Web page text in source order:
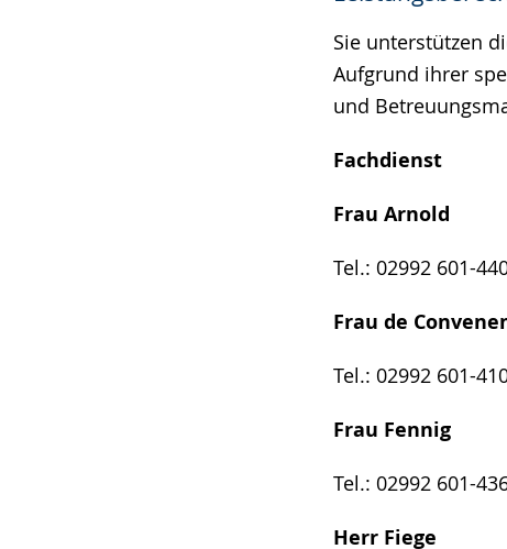
Sie unterstützen
Aufgrund ihrer
und
Fachdienst
Frau Arnold
Tel.: 02992 601-
Frau de
Tel.: 02992 601-
Frau Fennig
Tel.: 02992 601-
Herr Fiege